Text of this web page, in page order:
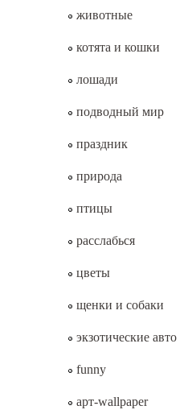
животные
котята и кошки
лошади
подводный мир
праздник
природа
птицы
расслабься
цветы
щенки и собаки
экзотические авто
funny
арт-wallpaper